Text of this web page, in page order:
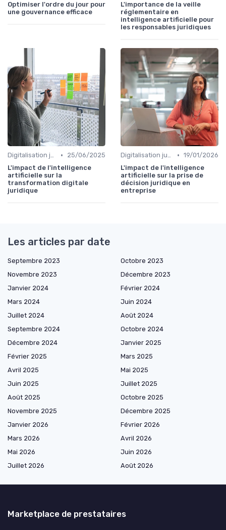
Optimiser l'ordre du jour pour
une gouvernance efficace
L'importance de la veille
réglementaire en
intelligence artificielle pour
les responsables juridiques
Digitalisation juridique •
25/06/2025
L'impact de l'intelligence
artificielle sur la
transformation digitale
juridique
Digitalisation juridique • 19/01/2026
L'impact de l'intelligence
artificielle sur la prise de
décision juridique en
entreprise
Les articles par date
Septembre 2023
Octobre 2023
Novembre 2023
Décembre 2023
Janvier 2024
Février 2024
Mars 2024
Juin 2024
Juillet 2024
Août 2024
Septembre 2024
Octobre 2024
Décembre 2024
Janvier 2025
Février 2025
Mars 2025
Avril 2025
Mai 2025
Juin 2025
Juillet 2025
Août 2025
Octobre 2025
Novembre 2025
Décembre 2025
Janvier 2026
Février 2026
Mars 2026
Avril 2026
Mai 2026
Juin 2026
Juillet 2026
Août 2026
Marketplace de prestataires